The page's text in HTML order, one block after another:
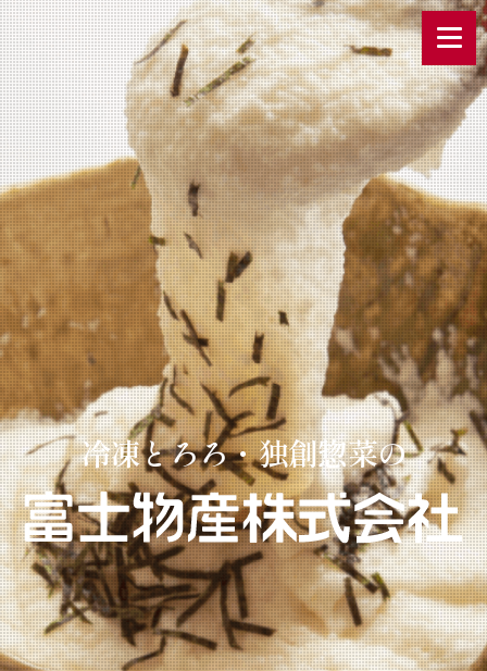
冷凍とろろ・独創惣菜の